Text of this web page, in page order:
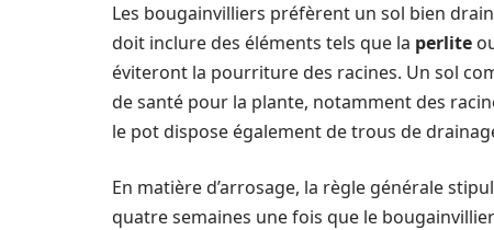
Les bougainvilliers préfèrent un sol bien
doit inclure des éléments tels que la perlite
éviteront la pourriture des racines. Un sol
de santé pour la plante, notamment des
le pot dispose également de trous de
En matière d’arrosage, la règle générale
quatre semaines une fois que le